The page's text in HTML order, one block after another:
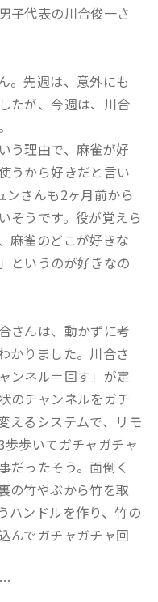
子代表の川合俊一さ
。先週は、意外にも
たが、今週は、川合
う理由で、麻雀が好
うから好きだと言い
ンさんも2ヶ月前から
そうです。役が覚えら
麻雀のどこが好きな
というのが好きなの
さんは、動かずに考
かりました。川合さ
ンネル＝回す」が定
のチャンネルをガチ
えるシステムで、リモ
歩いてガチャガチャ
だったそう。面倒く
の竹やぶから竹を取
ハンドルを作り、竹の
んでガチャガチャ回